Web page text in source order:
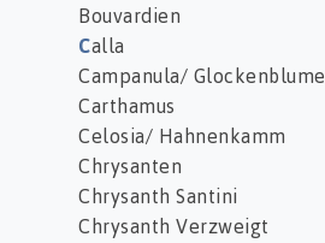
Bouvardien
Calla
Campanula/ Glockenblume
Carthamus
Celosia/ Hahnenkamm
Chrysanten
Chrysanth Santini
Chrysanth Verzweigt